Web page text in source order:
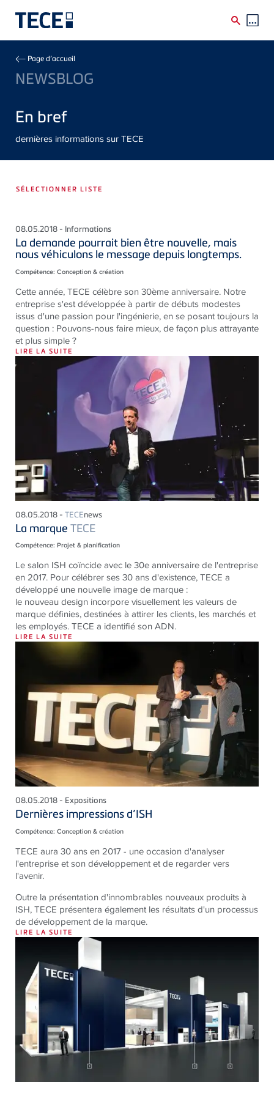
Breadcrumb
Page d’accueil
NEWSBLOG
En bref
dernières informations sur TECE
SÉLECTIONNER LISTE
08.05.2018 - Informations
La demande pourrait bien être nouvelle, mais
nous véhiculons le message depuis longtemps.
Compétence: Conception & création
Cette année, TECE célèbre son 30ème anniversaire. Notre
entreprise s'est développée à partir de débuts modestes
issus d'une passion pour l'ingénierie, en se posant toujours la
question : Pouvons-nous faire mieux, de façon plus attrayante
et plus simple ?
LIRE LA SUITE
08.05.2018 - TECEnews
La marque TECE
Compétence: Projet & planification
Le salon ISH coïncide avec le 30e anniversaire de l'entreprise
en 2017. Pour célébrer ses 30 ans d'existence, TECE a
développé une nouvelle image de marque :
le nouveau design incorpore visuellement les valeurs de
marque définies, destinées à attirer les clients, les marchés et
les employés. TECE a identifié son ADN.
LIRE LA SUITE
08.05.2018 - Expositions
Dernières impressions d’ISH
Compétence: Conception & création
TECE aura 30 ans en 2017 - une occasion d'analyser
l'entreprise et son développement et de regarder vers
l'avenir.
Outre la présentation d'innombrables nouveaux produits à
ISH, TECE présentera également les résultats d'un processus
de développement de la marque.
LIRE LA SUITE